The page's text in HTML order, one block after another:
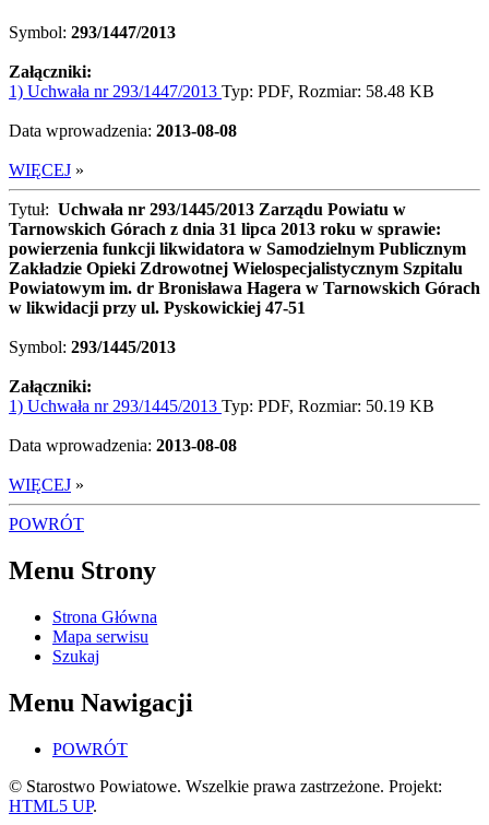
Symbol: 293/1447/2013
Załączniki:
1) Uchwała nr 293/1447/2013 Typ: PDF, Rozmiar: 58.48 KB
Data wprowadzenia: 2013-08-08
WIĘCEJ »
Tytuł: Uchwała nr 293/1445/2013 Zarządu Powiatu w
Tarnowskich Górach z dnia 31 lipca 2013 roku w sprawie:
powierzenia funkcji likwidatora w Samodzielnym Publicznym
Zakładzie Opieki Zdrowotnej Wielospecjalistycznym Szpitalu
Powiatowym im. dr Bronisława Hagera w Tarnowskich Górach
w likwidacji przy ul. Pyskowickiej 47-51
Symbol: 293/1445/2013
Załączniki:
1) Uchwała nr 293/1445/2013 Typ: PDF, Rozmiar: 50.19 KB
Data wprowadzenia: 2013-08-08
WIĘCEJ »
POWRÓT
Menu Strony
Strona Główna
Mapa serwisu
Szukaj
Menu Nawigacji
POWRÓT
© Starostwo Powiatowe. Wszelkie prawa zastrzeżone. Projekt:
HTML5 UP.